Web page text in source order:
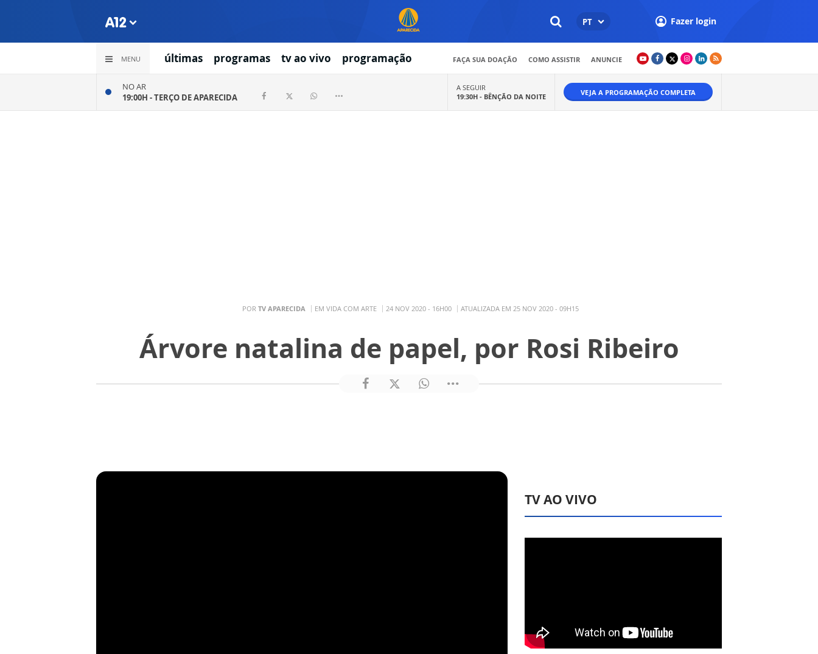
PT Fazer login
MENU últimas programas tv ao vivo programação FAÇA SUA DOAÇÃO COMO ASSISTIR ANUNCIE
NO AR
19:00H -TERÇO DE APARECIDA
A SEGUIR
19:30H - BÊNÇÃO DA NOITE VEJA A PROGRAMAÇÃO COMPLETA
POR TV APARECIDA EM VIDA COM ARTE 24 NOV 2020 - 16H00 ATUALIZADA EM 25 NOV 2020 - 09H15
Árvore natalina de papel, por Rosi Ribeiro
TV AO VIVO